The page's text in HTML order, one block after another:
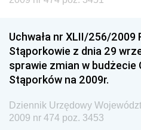
Chemicznego i Lekkiego
Dziennik Urzędowy
Gospodarki Żywnościowej
Społecznej
Dziennik Urzędowy
Uchwała nr XLII/256/2009
Stąporkowie z dnia 29
sprawie zmian w budżecie
Stąporków na 2009r.
Dziennik Urzędowy
2009 nr 474 poz. 3453